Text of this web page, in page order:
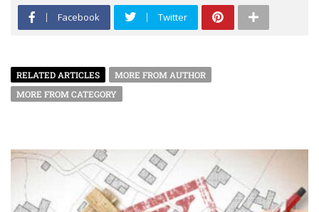
Facebook Twitter
RELATED ARTICLES
MORE FROM AUTHOR
MORE FROM CATEGORY